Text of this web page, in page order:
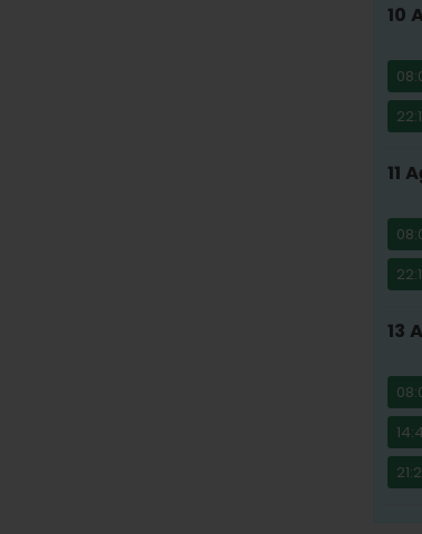
10
11
13